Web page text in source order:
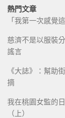
熱門文章
「我第一次感覺
慈濟不是以服裝
謠言
《大誌》：幫助
摘
我在桃園女監的
（上）